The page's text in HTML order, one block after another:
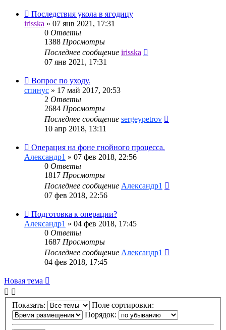
Последствия укола в ягодицу
irisska » 07 янв 2021, 17:31
0 Ответы
1388 Просмотры
Последнее сообщение irisska
07 янв 2021, 17:31
Вопрос по уходу.
спинус » 17 май 2017, 20:53
2 Ответы
2684 Просмотры
Последнее сообщение sergeypetrov
10 апр 2018, 13:11
Операция на фоне гнойного процесса.
Александр1 » 07 фев 2018, 22:56
0 Ответы
1817 Просмотры
Последнее сообщение Александр1
07 фев 2018, 22:56
Подготовка к операции?
Александр1 » 04 фев 2018, 17:45
0 Ответы
1687 Просмотры
Последнее сообщение Александр1
04 фев 2018, 17:45
Новая тема
Показать:
Поле сортировки:
Порядок: